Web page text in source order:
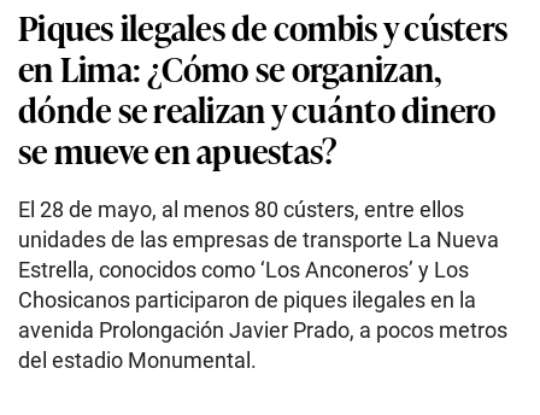
Piques ilegales de combis y cústers
en Lima: ¿Cómo se organizan,
dónde se realizan y cuánto dinero
se mueve en apuestas?
El 28 de mayo, al menos 80 cústers, entre ellos
unidades de las empresas de transporte La Nueva
Estrella, conocidos como ‘Los Anconeros’ y Los
Chosicanos participaron de piques ilegales en la
avenida Prolongación Javier Prado, a pocos metros
del estadio Monumental.